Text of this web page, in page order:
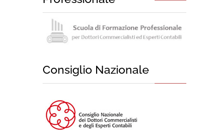
Consiglio Nazionale